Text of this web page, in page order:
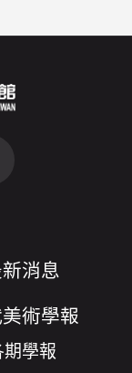
窗)
粉絲團(另開新視窗)
Instagram粉絲團(另
消息
術學報
期學報